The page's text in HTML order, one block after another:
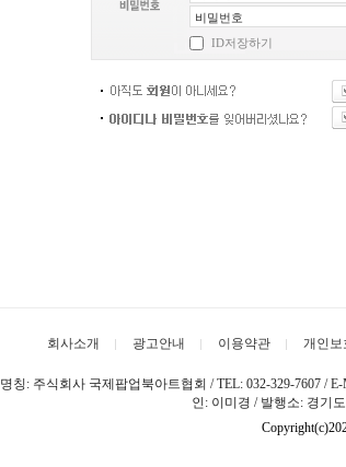
ID저장하기
회사소개 광고안내 이용약관 개인보
명칭: 주식회사 국제팝업북아트협회 / TEL: 032-329-7607 /
인: 이미경 / 발행소: 경기